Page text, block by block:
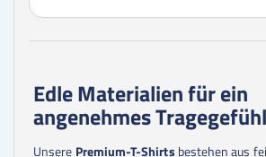
900Stk.
5000Stk.
10000Stk.
Edle Materialien für ein
angenehmes Tragegefühl
Unsere Premium-T-Shirts bestehen aus